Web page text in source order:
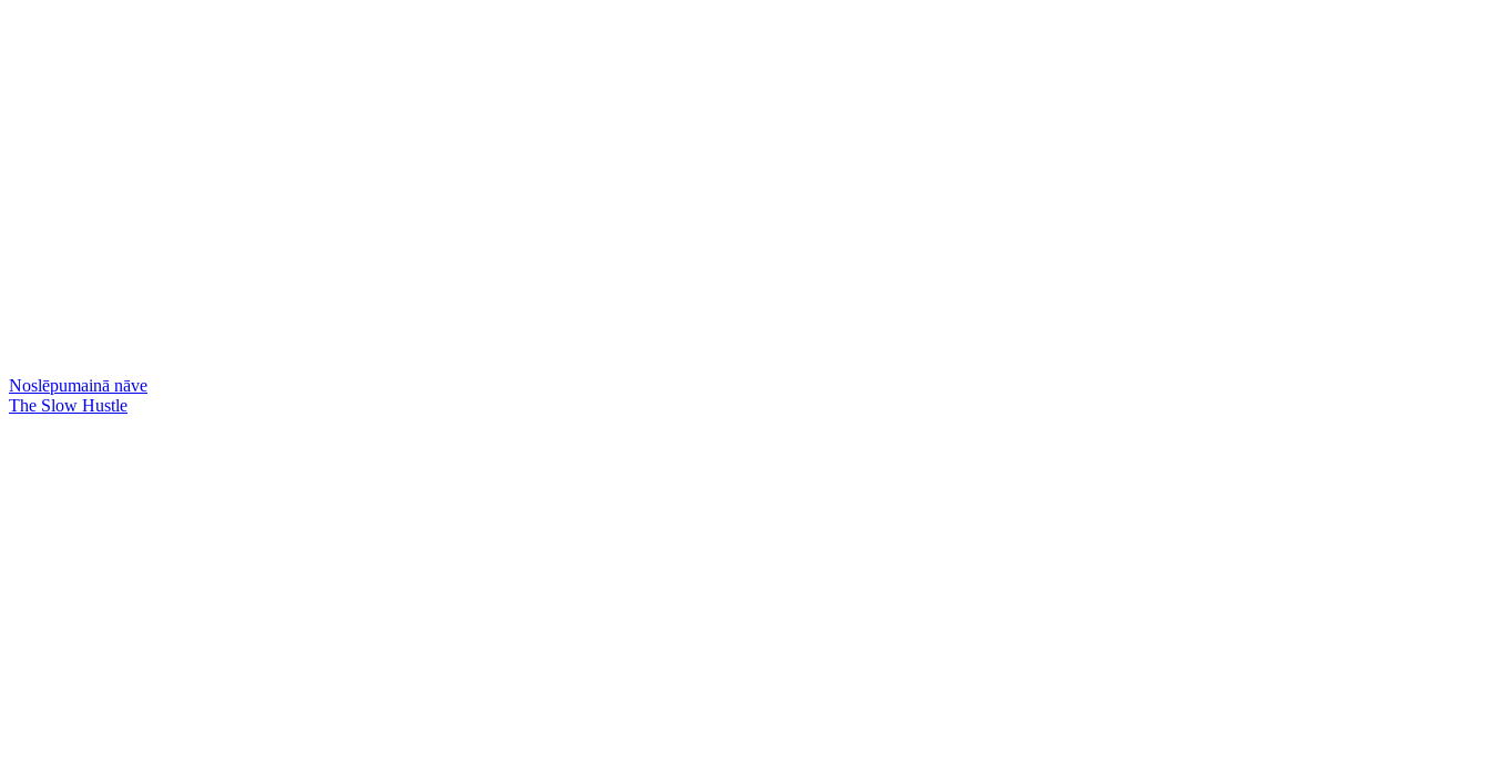
Noslēpumainā nāve
The Slow Hustle